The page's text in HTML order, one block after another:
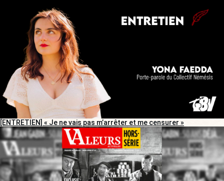
[ENTRETIEN] « Je ne vais pas m’arrêter et me censurer »